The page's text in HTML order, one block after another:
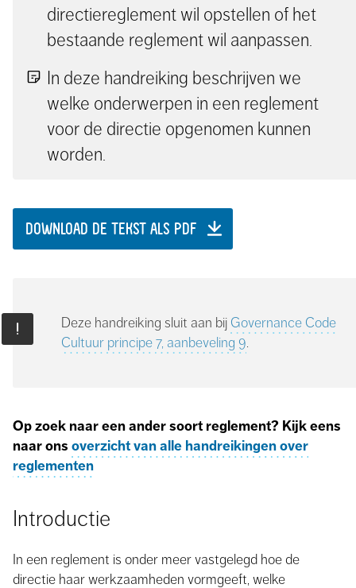
directiereglement wil opstellen of het
bestaande reglement wil aanpassen.
In deze handreiking beschrijven we
welke onderwerpen in een reglement
voor de directie opgenomen kunnen
worden.
DOWNLOAD DE TEKST ALS PDF
Deze handreiking sluit aan bij Governance Code
Cultuur principe 7, aanbeveling 9.
Op zoek naar een ander soort reglement? Kijk eens
naar ons overzicht van alle handreikingen over
reglementen
Introductie
In een reglement is onder meer vastgelegd hoe de
directie haar werkzaamheden vormgeeft, welke